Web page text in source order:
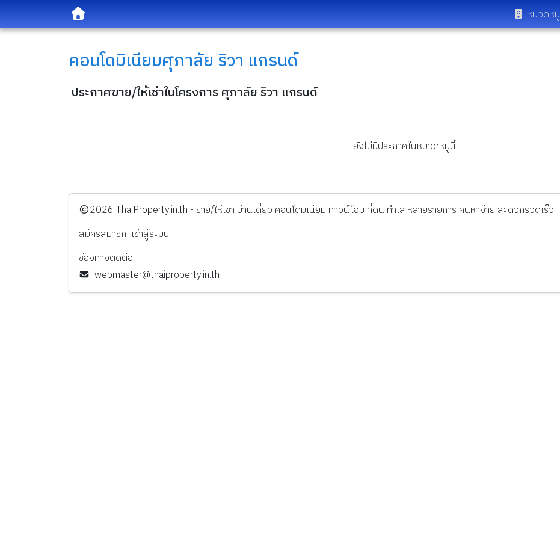
หมวดหมู่
คอนโดมิเนียมศุภาลัย ริวา แกรนด์
ประกาศขาย/ให้เช่าในโครงการ ศุภาลัย ริวา แกรนด์
ยังไม่มีประกาศในหมวดหมู่นี้
️2026 ThaiProperty.in.th - ขาย/ให้เช่า บ้านเดี่ยว คอนโดมิเนียม ทาวน์โฮม ที่ดิน ทำเล หลายรายการ ค้นหาง่าย สะดวกรวดเร็ว
สมัครสมาชิก เข้าสู่ระบบ
ช่องทางติดต่อ
webmaster@thaiproperty.in.th